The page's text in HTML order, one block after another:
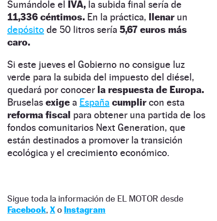
Sumándole el IVA, la subida final sería de
11,336 céntimos. En la práctica, llenar un
depósito de 50 litros sería 5,67 euros más
caro.
Si este jueves el Gobierno no consigue luz
verde para la subida del impuesto del diésel,
quedará por conocer la respuesta de Europa.
Bruselas exige a España cumplircon esta
reforma fiscal para obtener una partida de los
fondos comunitarios Next Generation, que
están destinados a promover la transición
ecológica y el crecimiento económico.
Sigue toda la información de EL MOTOR desde
Facebook, Xo Instagram